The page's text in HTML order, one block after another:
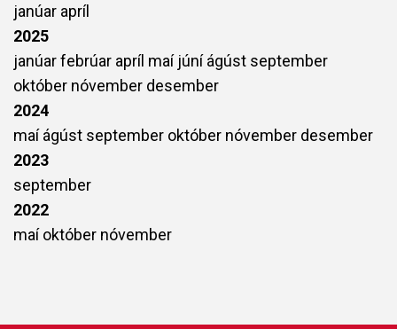
janúar apríl
2025
janúarfebrúar apríl maí júníágúst september
október nóvember desember
2024
maíágúst september október nóvember desember
2023
september
2022
maíoktóber nóvember